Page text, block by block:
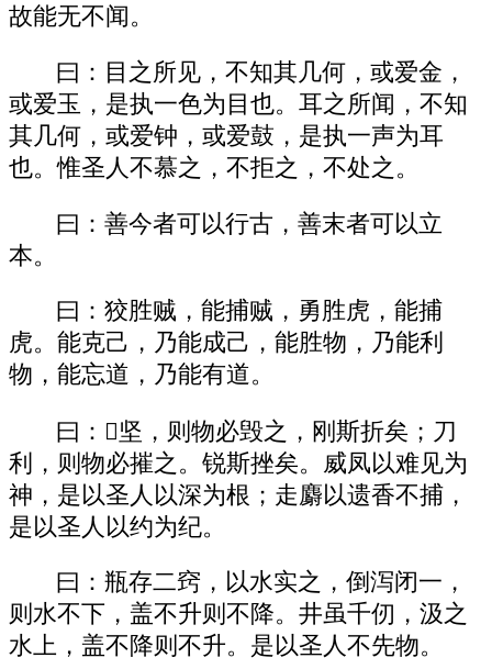
故能无不闻。
曰：目之所见，不知其几何，或爱金，
或爱玉，是执一色为目也。耳之所闻，不知
其几何，或爱钟，或爱鼓，是执一声为耳
也。惟圣人不慕之，不拒之，不处之。
曰：善今者可以行古，善末者可以立
本。
曰：狡胜贼，能捕贼，勇胜虎，能捕
虎。能克己，乃能成己，能胜物，乃能利
物，能忘道，乃能有道。
曰：坚，则物必毁之，刚斯折矣；刀
利，则物必摧之。锐斯挫矣。威凤以难见为
神，是以圣人以深为根；走麝以遗香不捕，
是以圣人以约为纪。
曰：瓶存二窍，以水实之，倒泻闭一，
则水不下，盖不升则不降。井虽千仞，汲之
水上，盖不降则不升。是以圣人不先物。